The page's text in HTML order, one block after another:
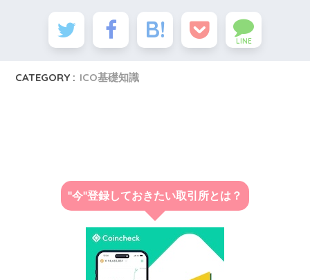
LINE
CATEGORY : ICO基礎知識
"今"登録しておきたい取引所とは？